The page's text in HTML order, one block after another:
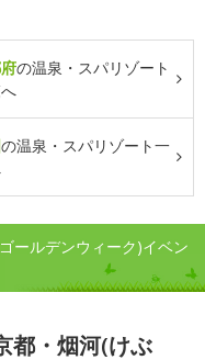
の温泉・スパリゾート
の温泉・スパリゾート一
ールデンウィーク)イベン
都・烟河(けぶ